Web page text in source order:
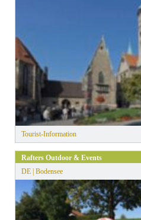
Tourist-Information
Rafters Outdoor & Events
DE | Bodensee